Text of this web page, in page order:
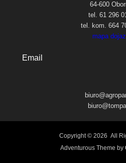
64-600
tel. 61 296
tel. kom. 664
mapa
Email
Copyright © 2026 All
Adventurous Theme by